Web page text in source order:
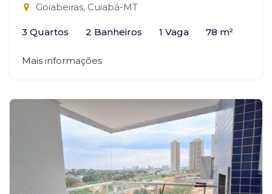
Goiabeiras, Cuiabá-MT
3 Quartos 2 Banheiros 1 Vaga 78 m²
Mais informações